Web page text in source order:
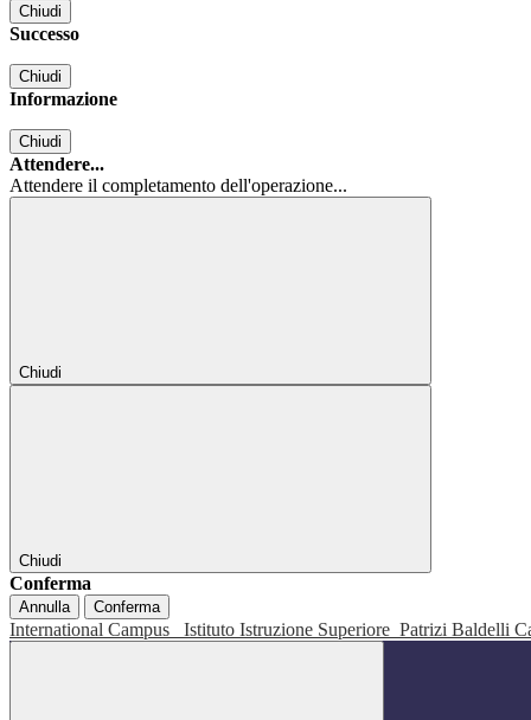
Chiudi
Successo
Chiudi
Informazione
Chiudi
Attendere...
Attendere il completamento dell'operazione...
Chiudi
Chiudi
Conferma
Annulla Conferma
International Campus Istituto Istruzione Superiore Patrizi Baldelli